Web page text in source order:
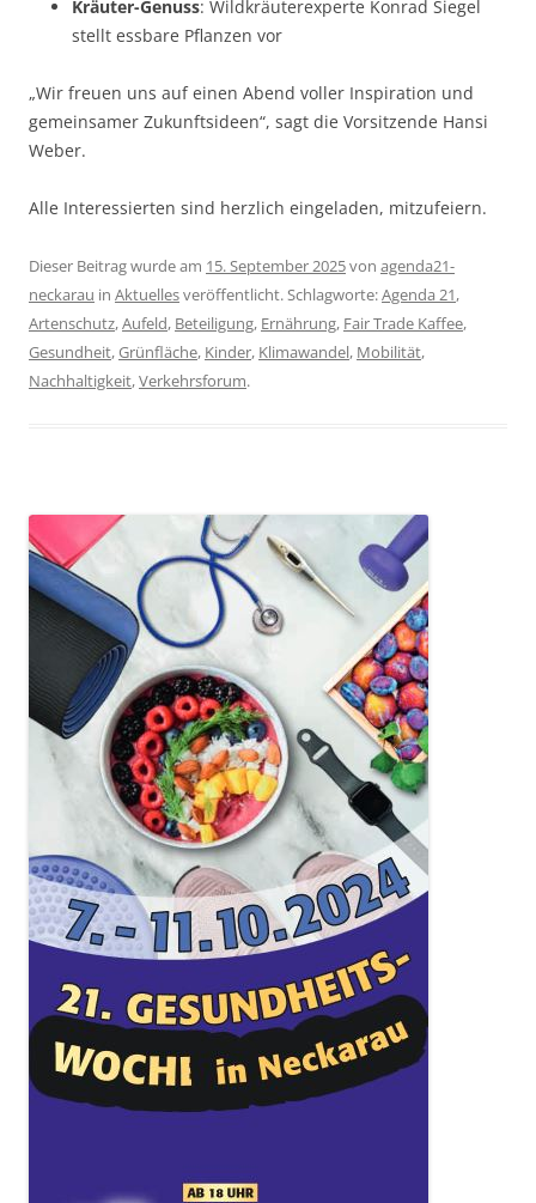
Kräuter-Genuss: Wildkräuterexperte Konrad Siegel
stellt essbare Pflanzen vor
„Wir freuen uns auf einen Abend voller Inspiration und
gemeinsamer Zukunftsideen“, sagt die Vorsitzende Hansi
Weber.
Alle Interessierten sind herzlich eingeladen, mitzufeiern.
Dieser Beitrag wurde am 15. September 2025von agenda21-
neckarau in Aktuellesveröffentlicht. Schlagworte:Agenda 21,
Artenschutz,Aufeld, Beteiligung, Ernährung, Fair Trade Kaffee,
Gesundheit,Grünfläche, Kinder, Klimawandel, Mobilität,
Nachhaltigkeit,Verkehrsforum.